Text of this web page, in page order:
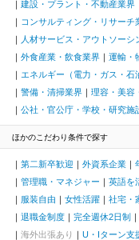
建設・プラント・不動産業界
コンサルティング・リサーチ
人材サービス・アウトソー
外食産業・飲食業界
運輸・
エネルギー（電力・ガス・石
警備・清掃業界
理容・美容
公社・官公庁・学校・研究施
ほかのこだわり条件で探す
第二新卒歓迎 外資系企業
管理職・マネジャー
英語を
服装自由
女性活躍 社宅・
退職金制度
完全週休2日制
海外出張あり
U・Iターン支